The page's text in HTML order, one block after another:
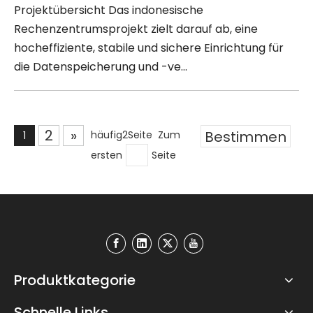
Projektübersicht Das indonesische
Rechenzentrumsprojekt zielt darauf ab, eine
hocheffiziente, stabile und sichere Einrichtung für
die Datenspeicherung und -ve...
1 2 »
häufig2Seite Zum
ersten
Seite
Bestimmen
Produktkategorie